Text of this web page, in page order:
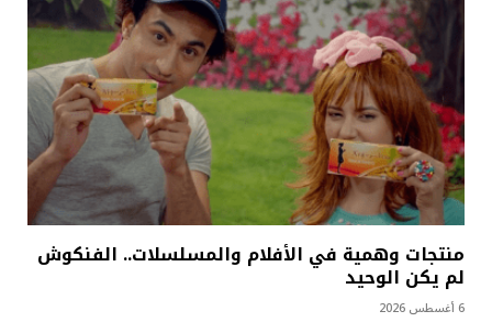
منتجات وهمية في الأفلام والمسلسلات.. الفنكوش
لم يكن الوحيد
6 أغسطس 2026